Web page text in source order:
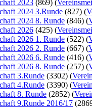
2023 (869) (
2024 3.Runde (827) (
2024 8. Runde (846) (
2026 (425) (
2026 1. Runde (522) (
2026 2. Runde (667) (
2026 6. Runde (416) (
2026 8. Runde (257) (
3.Runde (3302) (
4.Runde (3390) (
8. Runde (2852) (
9.Runde 2016/17